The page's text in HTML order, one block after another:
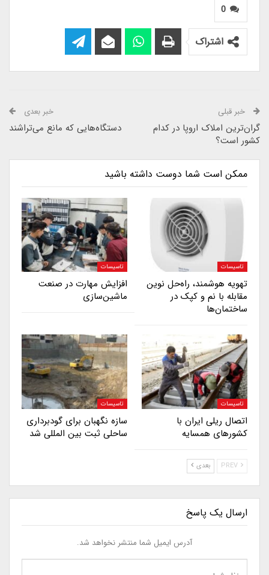
0
اشتراک
خبر قبلی
گران‌ترین املاک اروپا در کدام
کشور است؟
خبر بعدی
دستگاه‌هایی که مانع می‌تراشند
ممکن است شما دوست داشته باشید
تاسیسات
تهویه هوشمند، راه‌حل نوین
مقابله با نم و کپک در
ساختمان‌ها
تاسیسات
افزایش مهارت در صنعت
ماشین‌سازی
تاسیسات
اتصال ریلی ایران با
کشورهای همسایه
تاسیسات
سازه نگهبان برای گودبرداری
ساحلی ثبت بین المللی شد
بعدی
ارسال یک پاسخ
آدرس ایمیل شما منتشر نخواهد شد.